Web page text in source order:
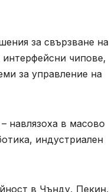
за свързване на
чипове,
за управление на
навлязоха в масово
индустриален
в Чънду, Пекин,